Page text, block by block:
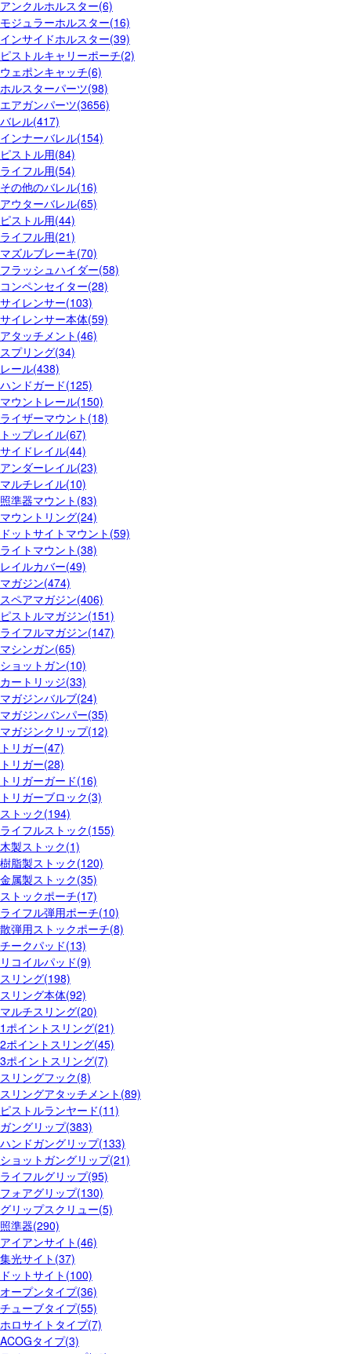
アンクルホルスター(6)
モジュラーホルスター(16)
インサイドホルスター(39)
ピストルキャリーポーチ(2)
ウェポンキャッチ(6)
ホルスターパーツ(98)
エアガンパーツ(3656)
バレル(417)
インナーバレル(154)
ピストル用(84)
ライフル用(54)
その他のバレル(16)
アウターバレル(65)
ピストル用(44)
ライフル用(21)
マズルブレーキ(70)
フラッシュハイダー(58)
コンペンセイター(28)
サイレンサー(103)
サイレンサー本体(59)
アタッチメント(46)
スプリング(34)
レール(438)
ハンドガード(125)
マウントレール(150)
ライザーマウント(18)
トップレイル(67)
サイドレイル(44)
アンダーレイル(23)
マルチレイル(10)
照準器マウント(83)
マウントリング(24)
ドットサイトマウント(59)
ライトマウント(38)
レイルカバー(49)
マガジン(474)
スペアマガジン(406)
ピストルマガジン(151)
ライフルマガジン(147)
マシンガン(65)
ショットガン(10)
カートリッジ(33)
マガジンバルブ(24)
マガジンバンパー(35)
マガジンクリップ(12)
トリガー(47)
トリガー(28)
トリガーガード(16)
トリガーブロック(3)
ストック(194)
ライフルストック(155)
木製ストック(1)
樹脂製ストック(120)
金属製ストック(35)
ストックポーチ(17)
ライフル弾用ポーチ(10)
散弾用ストックポーチ(8)
チークパッド(13)
リコイルパッド(9)
スリング(198)
スリング本体(92)
マルチスリング(20)
1ポイントスリング(21)
2ポイントスリング(45)
3ポイントスリング(7)
スリングフック(8)
スリングアタッチメント(89)
ピストルランヤード(11)
ガングリップ(383)
ハンドガングリップ(133)
ショットガングリップ(21)
ライフルグリップ(95)
フォアグリップ(130)
グリップスクリュー(5)
照準器(290)
アイアンサイト(46)
集光サイト(37)
ドットサイト(100)
オープンタイプ(36)
チューブタイプ(55)
ホロサイトタイプ(7)
ACOGタイプ(3)